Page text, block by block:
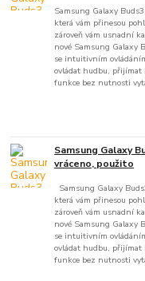
Samsung Galaxy
která vám přinesou
zároveň vám usnadní
nové Samsung Galaxy
se intuitivním
ovládat hudbu, přijímat
funkce bez nutnosti
Samsung Galaxy
vráceno, použito
Samsung Galaxy
která vám přinesou
zároveň vám usnadní
nové Samsung Galaxy
se intuitivním
ovládat hudbu, přijímat
funkce bez nutnosti